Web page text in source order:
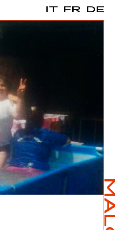
DE
FR
IT